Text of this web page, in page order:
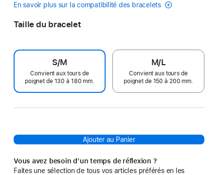
En savoir plus sur la compatibilité des bracelets
Taille du bracelet
S/M
Convient aux tours de
poignet de 130 à 180 mm.
M/L
Convient aux tours de
poignet de 150 à 200 mm.
Ajouter au Panier
Vous avez besoin d’un temps de réflexion ?
Faites une sélection de tous vos articles préférés en les